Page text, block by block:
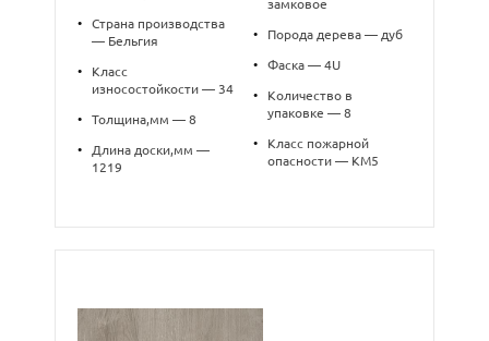
•
Страна производства
— Бельгия
•
Класс
износостойкости — 34
• Толщина,мм — 8
•
Длина доски,мм —
1219
замковое
• Порода дерева — дуб
• Фаска — 4U
•
Количество в
упаковке — 8
•
Класс пожарной
опасности — КМ5